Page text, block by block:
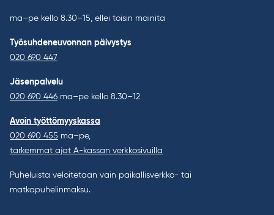
ma–pe kello 8.30–15, ellei toisin mainita
Työsuhdeneuvonnan päivystys
020 690 447
Jäsenpalvelu
020 690 446 ma–pe kello 8.30–12
Avoin työttömyyskassa
020 690 455 ma–pe,
tarkemmat ajat A-kassan verkkosivuilla
Puheluista veloitetaan vain paikallisverkko- tai
matkapuhelinmaksu.